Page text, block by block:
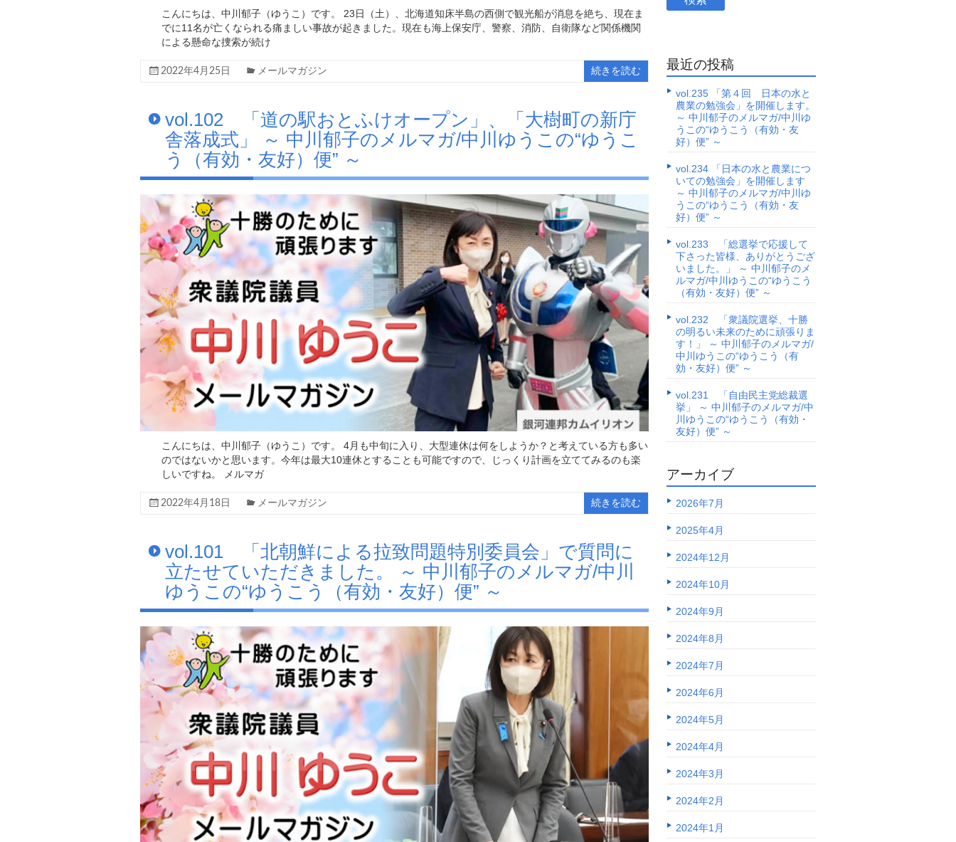
こんにちは、中川郁子（ゆうこ）です。 23日（土）、北海道知床半島の西側で観光船が消息を絶ち、現在ま
でに11名が亡くなられる痛ましい事故が起きました。現在も海上保安庁、警察、消防、自衛隊など関係機関
による懸命な捜索が続け
2022年4月25日 メールマガジン 続きを読む
vol.102 「道の駅おとふけオープン」、「大樹町の新庁
舎落成式」 ～ 中川郁子のメルマガ/中川ゆうこの“ゆうこ
う（有効・友好）便” ～
こんにちは、中川郁子（ゆうこ）です。 4月も中旬に入り、大型連休は何をしようか？と考えている方も多い
のではないかと思います。今年は最大10連休とすることも可能ですので、じっくり計画を立ててみるのも楽
しいですね。 メルマガ
2022年4月18日 メールマガジン 続きを読む
vol.101 「北朝鮮による拉致問題特別委員会」で質問に
立たせていただきました。 ～ 中川郁子のメルマガ/中川
ゆうこの“ゆうこう（有効・友好）便” ～
最近の投稿
vol.235 「第４回 日本の水と
農業の勉強会」を開催します。
～ 中川郁子のメルマガ/中川ゆ
うこの“ゆうこう（有効・友
好）便” ～
vol.234 「日本の水と農業につ
いての勉強会」を開催します
～ 中川郁子のメルマガ/中川ゆ
うこの“ゆうこう（有効・友
好）便” ～
vol.233 「総選挙で応援して
下さった皆様、ありがとうござ
いました。」 ～ 中川郁子のメ
ルマガ/中川ゆうこの“ゆうこう
（有効・友好）便” ～
vol.232 「衆議院選挙、十勝
の明るい未来のために頑張りま
す！」 ～ 中川郁子のメルマガ/
中川ゆうこの“ゆうこう（有
効・友好）便” ～
vol.231 「自由民主党総裁選
挙」 ～ 中川郁子のメルマガ/中
川ゆうこの“ゆうこう（有効・
友好）便” ～
アーカイブ
2026年7月
2025年4月
2024年12月
2024年10月
2024年9月
2024年8月
2024年7月
2024年6月
2024年5月
2024年4月
2024年3月
2024年2月
2024年1月